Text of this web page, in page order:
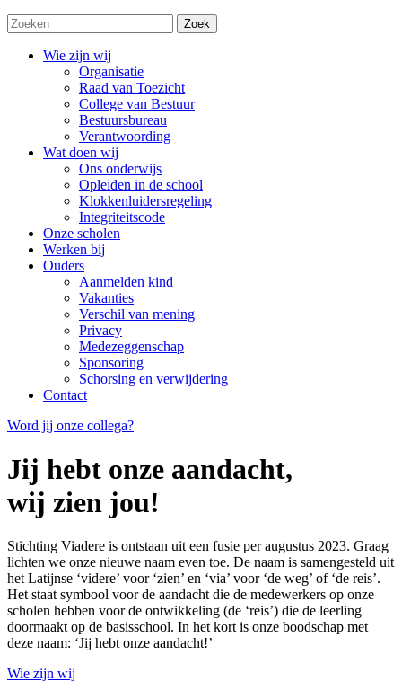
Zoek
Wie zijn wij
Organisatie
Raad van Toezicht
College van Bestuur
Bestuursbureau
Verantwoording
Wat doen wij
Ons onderwijs
Opleiden in de school
Klokkenluidersregeling
Integriteitscode
Onze scholen
Werken bij
Ouders
Aanmelden kind
Vakanties
Verschil van mening
Privacy
Medezeggenschap
Sponsoring
Schorsing en verwijdering
Contact
Word jij onze collega?
Jij hebt onze aandacht,
wij zien jou!
Stichting Viadere is ontstaan uit een fusie per augustus 2023. Graag
lichten we onze nieuwe naam even toe. De naam is samengesteld uit
het Latijnse ‘videre’ voor ‘zien’ en ‘via’ voor ‘de weg’ of ‘de reis’.
Het staat symbool voor de aandacht die de medewerkers op onze
scholen hebben voor de ontwikkeling (de ‘reis’) die de leerling
doormaakt op de basisschool. In het kort is onze boodschap met
deze naam: ‘Jij hebt onze aandacht!’
Wie zijn wij